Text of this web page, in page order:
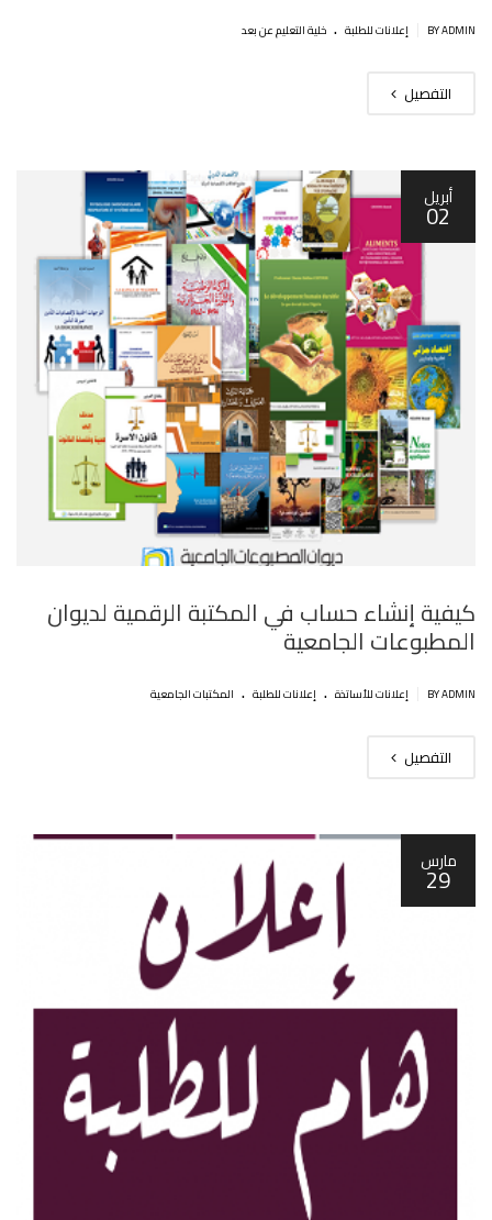
BY ADMIN إعلانات للطلبة . خلية التعليم عن بعد
التفصيل
أبريل
02
كيفية إنشاء حساب في المكتبة الرقمية لديوان
المطبوعات الجامعية
BY ADMIN إعلانات للأساتذة . إعلانات للطلبة . المكتبات الجامعية
التفصيل
مارس
29